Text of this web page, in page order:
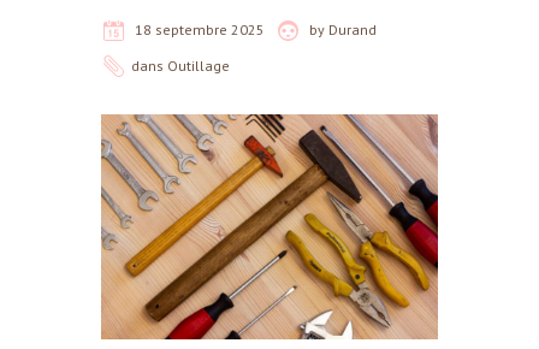
18 septembre 2025 by Durand
dans Outillage